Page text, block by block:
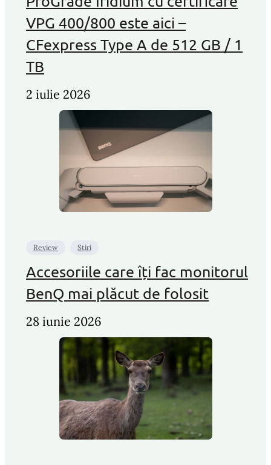
VPG 400/800 este aici –
CFexpress Type A de 512 GB / 1
TB
2 iulie 2026
Review Stiri
Accesoriile care îți fac monitorul
BenQ mai plăcut de folosit
28 iunie 2026